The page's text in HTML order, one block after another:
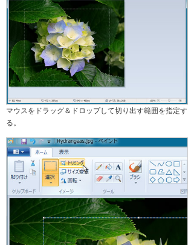
マウスをドラッグ＆ドロップして切り出す範囲を指定す
る。